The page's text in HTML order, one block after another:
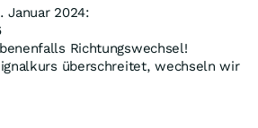
Januar 2024:
Richtungswechsel!
überschreitet, wechseln wir